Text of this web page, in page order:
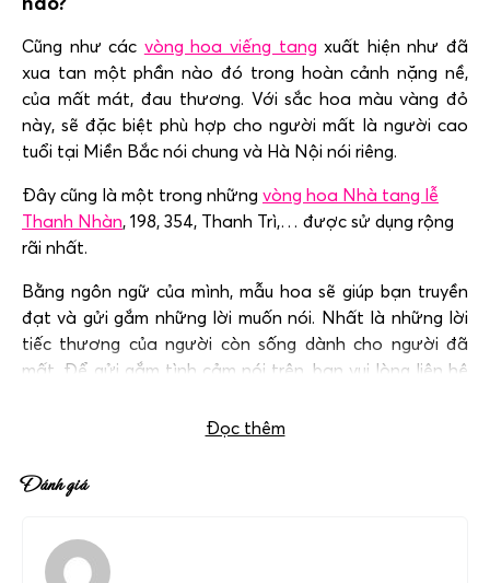
Cũng như các vòng hoa viếng tang xuất hiện như đã
xua tan một phần nào đó trong hoàn cảnh nặng nề,
của mất mát, đau thương. Với sắc hoa màu vàng đỏ
này, sẽ đặc biệt phù hợp cho người mất là người cao
tuổi tại Miền Bắc nói chung và Hà Nội nói riêng.
Đây cũng là một trong những vòng hoa Nhà tang lễ
Thanh Nhàn, 198, 354, Thanh Trì,… được sử dụng rộng
rãi nhất.
Bằng ngôn ngữ của mình, mẫu hoa sẽ giúp bạn truyền
đạt và gửi gắm những lời muốn nói. Nhất là những lời
tiếc thương của người còn sống dành cho người đã
mất. Để gửi gắm tình cảm nói trên, bạn vui lòng liên hệ
Đọc thêm
Đánh giá